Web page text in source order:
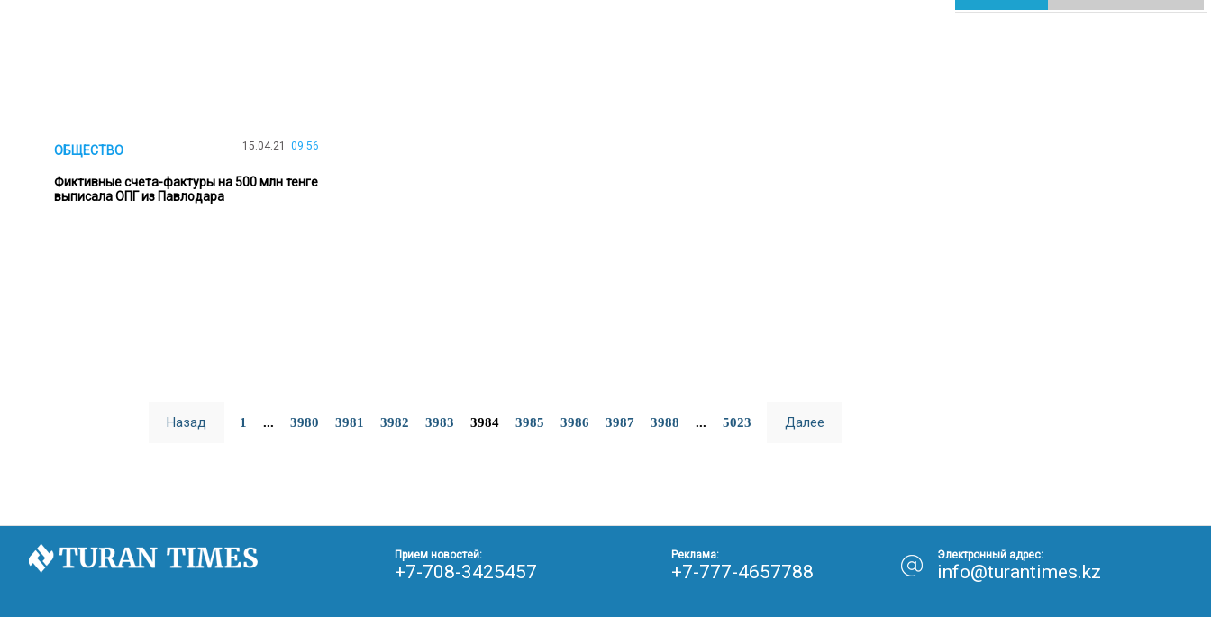
ОБЩЕСТВО 15.04.21 09:56
Фиктивные счета-фактуры на 500 млн тенге
выписала ОПГ из Павлодара
Назад 1 ... 3980 3981 3982 3983 3984 3985 3986 3987 3988 ... 5023 Далее
Прием новостей:
+7-708-3425457
Реклама:
+7-777-4657788
Электронный адрес:
info@turantimes.kz